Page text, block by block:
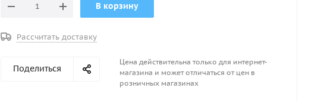
В корзину
Рассчитать доставку
Поделиться
Цена действительна только для интернет-
магазина и может отличаться от цен в
розничных магазинах